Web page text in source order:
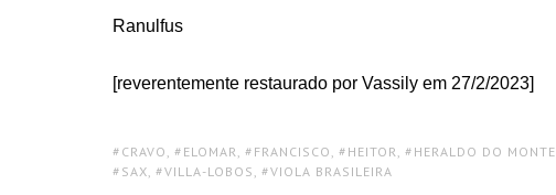
Ranulfus
[reverentemente restaurado por Vassily em 27/2/2023]
TAGS:
CRAVO ELOMAR FRANCISCO HEITOR HERALDO DO MONTE
SAX
VILLA-LOBOS VIOLA BRASILEIRA